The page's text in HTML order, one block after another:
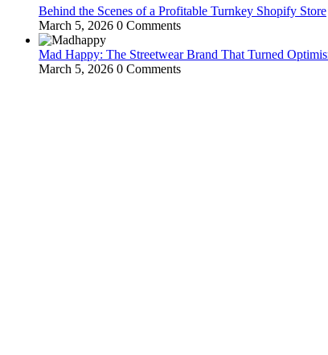
Behind the Scenes of a Profitable Turnkey Shopify Store
March 5, 2026 0 Comments
Mad Happy: The Streetwear Brand That Turned
March 5, 2026 0 Comments